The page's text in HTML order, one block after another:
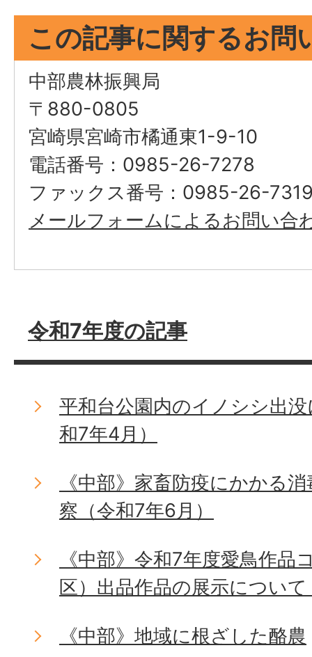
この記事に関するお問
中部農林振興局
〒880-0805
宮崎県宮崎市橘通東1-9-10
電話番号：0985-26-7278
ファックス番号：0985-26-
メールフォームによるお問い合
令和7年度の記事
平和台公園内のイノシシ出
和7年4月）
《中部》家畜防疫にかかる
察（令和7年6月）
《中部》令和7年度愛鳥作品
区）出品作品の展示につい
《中部》地域に根ざした酪農